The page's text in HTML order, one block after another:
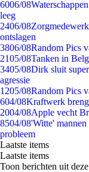
6006/08
leeg
2406/08
ontslagen
3806/08Random Pics
2105/08Tanken in
3405/08Dirk sluit
agressie
1205/08Random Pics
604/08Kraftwerk
2004/08Apple vecht
8504/08'Witte'
probleem
Laatste items
Laatste items
Toon berichten uit